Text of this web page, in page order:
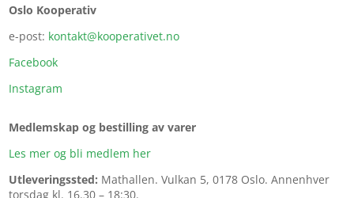
Oslo Kooperativ
e-post: kontakt@kooperativet.no
Facebook
Instagram
Medlemskap og bestilling av varer
Les mer og bli medlem her
Utleveringssted: Mathallen.Vulkan 5, 0178 Oslo. Annenhver
torsdag kl. 16.30 – 18:30.